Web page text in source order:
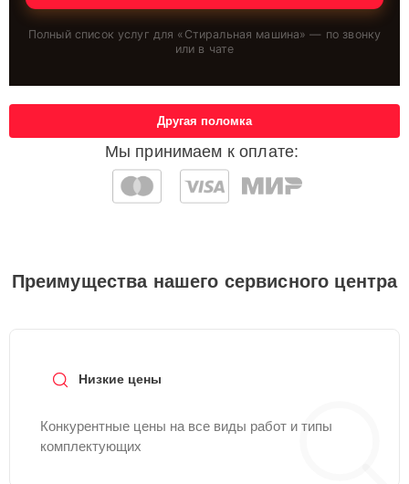
Полный список услуг для « Стиральная машина» — по звонку
или в чате
Мы принимаем к оплате:
Другая поломка
Преимущества нашего сервисного центра
Низкие цены
Конкурентные цены на все виды работ и типы
комплектующих